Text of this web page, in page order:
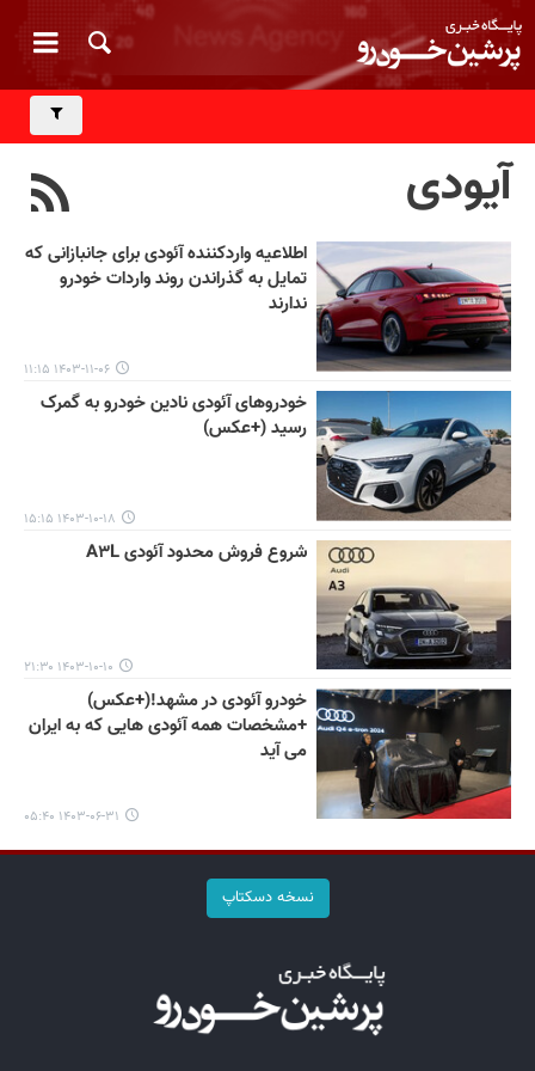
آیودی
اطلاعیه واردکننده آئودی برای جانبازانی که
تمایل به گذراندن روند واردات خودرو
ندارند
۱۴۰۳-۱۱-۰۶ ۱۱:۱۵
خودروهای آئودی نادین خودرو به گمرک
رسید (+عکس)
۱۴۰۳-۱۰-۱۸ ۱۵:۱۵
شروع فروش محدود آئودی A۳L
۱۴۰۳-۱۰-۱۰ ۲۱:۳۰
خودرو آئودی در مشهد!(+عکس)
+مشخصات همه آئودی هایی که به ایران
می آید
۱۴۰۳-۰۶-۳۱ ۰۵:۴۰
نسخه دسکتاپ